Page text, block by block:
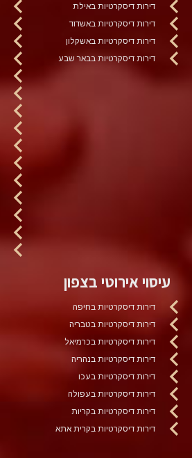
דירות דיסקרטיות באילת
דירות דיסקרטיות באשדוד
דירות דיסקרטיות באשקלון
דירות דיסקרטיות בבאר שבע
עיסוי אירוטי בצפון
דירות דיסקרטיות בחיפה
דירות דיסקרטיות בטבריה
דירות דיסקרטיות בכרמיאל
דירות דיסקרטיות בנהריה
דירות דיסקרטיות בעכו
דירות דיסקרטיות בעפולה
דירות דיסקרטיות בקריות
דירות דיסקרטיות בקרית אתא